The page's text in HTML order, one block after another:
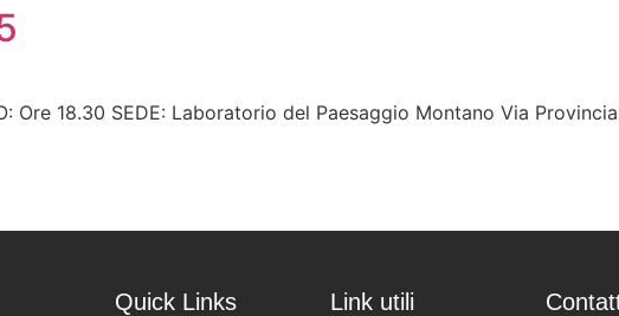
Ore 18.30 SEDE: Laboratorio del Paesaggio Montano Via
Quick Links Link utili